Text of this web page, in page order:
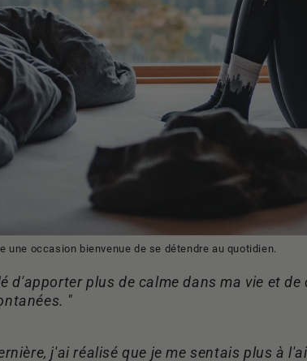
une occasion bienvenue de se détendre au quotidien.
d'apporter plus de calme dans ma vie et
"
j'ai réalisé que je me sentais plus à